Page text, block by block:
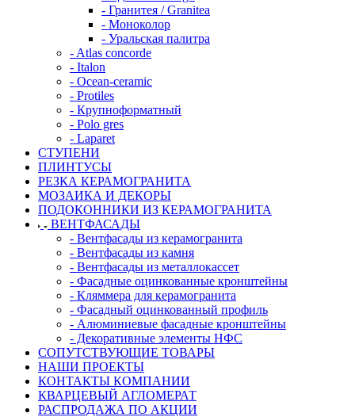
- Гранитея / Granitea
- Моноколор
- Уральская палитра
- Atlas concorde
- Italon
- Ocean-ceramic
- Protiles
- Крупноформатный
- Polo gres
- Laparet
СТУПЕНИ
ПЛИНТУСЫ
РЕЗКА КЕРАМОГРАНИТА
МОЗАИКА И ДЕКОРЫ
ПОДОКОННИКИ ИЗ КЕРАМОГРАНИТА
ВЕНТФАСАДЫ
- Вентфасады из керамогранита
- Вентфасады из камня
- Вентфасады из металлокассет
- Фасадные оцинкованные кронштейны
- Кляммера для керамогранита
- Фасадный оцинкованный профиль
- Алюминиевые фасадные кронштейны
- Декоративные элементы НФС
СОПУТСТВУЮЩИЕ ТОВАРЫ
НАШИ ПРОЕКТЫ
КОНТАКТЫ КОМПАНИИ
КВАРЦЕВЫЙ АГЛОМЕРАТ
РАСПРОДАЖА ПО АКЦИИ